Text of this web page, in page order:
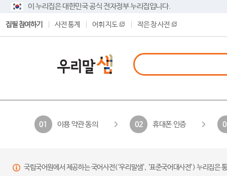
이 누리집은 대한민국 공식 전자정부 누리집입니다.
집필 참여하기 사전 통계 어휘 지도 작은 창 사전
01 이용 약관 동의 02 휴대폰 인증
국립국어원에서 제공하는 국어사전(‘우리말샘’, ‘표준국어대사전’) 누리집